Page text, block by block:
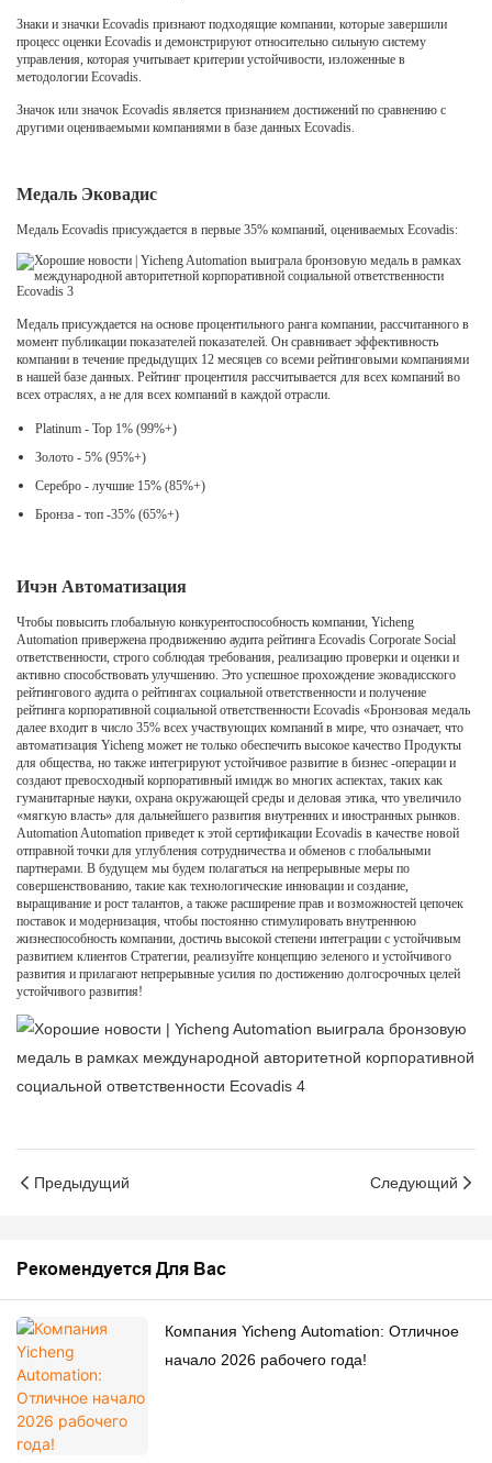
Знаки и значки Ecovadis признают подходящие компании, которые завершили
процесс оценки Ecovadis и демонстрируют относительно сильную систему
управления, которая учитывает критерии устойчивости, изложенные в
методологии Ecovadis.
Значок или значок Ecovadis является признанием достижений по сравнению с
другими оцениваемыми компаниями в базе данных Ecovadis.
Медаль Эковадис
Медаль Ecovadis присуждается в первые 35% компаний, оцениваемых Ecovadis:
Медаль присуждается на основе процентильного ранга компании, рассчитанного в
момент публикации показателей показателей. Он сравнивает эффективность
компании в течение предыдущих 12 месяцев со всеми рейтинговыми компаниями
в нашей базе данных. Рейтинг процентиля рассчитывается для всех компаний во
всех отраслях, а не для всех компаний в каждой отрасли.
Platinum - Top 1% (99%+)
Золото - 5% (95%+)
Серебро - лучшие 15% (85%+)
Бронза - топ -35% (65%+)
Ичэн Автоматизация
Чтобы повысить глобальную конкурентоспособность компании, Yicheng
Automation привержена продвижению аудита рейтинга Ecovadis Corporate Social
ответственности, строго соблюдая требования, реализацию проверки и оценки и
активно способствовать улучшению. Это успешное прохождение эковадисского
рейтингового аудита о рейтингах социальной ответственности и получение
рейтинга корпоративной социальной ответственности Ecovadis «Бронзовая медаль
далее входит в число 35% всех участвующих компаний в мире, что означает, что
автоматизация Yicheng может не только обеспечить высокое качество Продукты
для общества, но также интегрируют устойчивое развитие в бизнес -операции и
создают превосходный корпоративный имидж во многих аспектах, таких как
гуманитарные науки, охрана окружающей среды и деловая этика, что увеличило
«мягкую власть» для дальнейшего развития внутренних и иностранных рынков.
Automation Automation приведет к этой сертификации Ecovadis в качестве новой
отправной точки для углубления сотрудничества и обменов с глобальными
партнерами. В будущем мы будем полагаться на непрерывные меры по
совершенствованию, такие как технологические инновации и создание,
выращивание и рост талантов, а также расширение прав и возможностей цепочек
поставок и модернизация, чтобы постоянно стимулировать внутреннюю
жизнеспособность компании, достичь высокой степени интеграции с устойчивым
развитием клиентов Стратегии, реализуйте концепцию зеленого и устойчивого
развития и прилагают непрерывные усилия по достижению долгосрочных целей
устойчивого развития!
Предыдущий Следующий
Рекомендуется Для Вас
Компания Yicheng Automation: Отличное
начало 2026 рабочего года!